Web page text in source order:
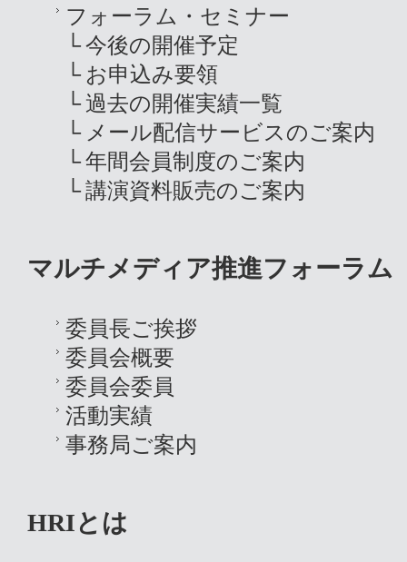
フォーラム・セミナー
今後の開催予定
お申込み要領
過去の開催実績一覧
メール配信サービスのご案内
年間会員制度のご案内
講演資料販売のご案内
マルチメディア推進フォーラム
委員長ご挨拶
委員会概要
委員会委員
活動実績
事務局ご案内
HRIとは